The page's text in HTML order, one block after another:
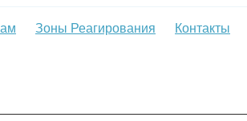
Зоны Реагирования Контакты